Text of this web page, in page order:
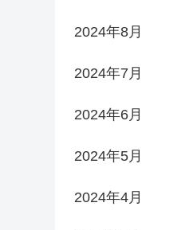
2024年8月
2024年7月
2024年6月
2024年5月
2024年4月